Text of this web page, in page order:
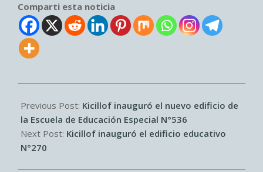
Comparti esta noticia
08-
05
Previous Post: Kicillof inauguró el nuevo edificio de
la Escuela de Educación Especial N°536
Next Post: Kicillof inauguró el edificio educativo
N°270